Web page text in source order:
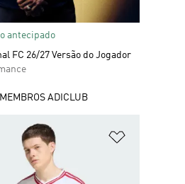
antecipado
FC 26/27 Versão do Jogador
ADICLUB
Desejos